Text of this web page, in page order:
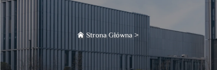
Strona Główna>